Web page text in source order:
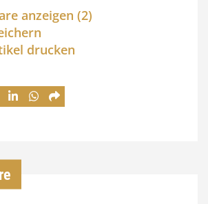
a
n
n
:
anzeigen (2)
drucken